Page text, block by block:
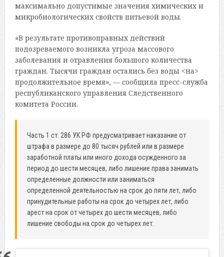
максимально допустимые значения химических и
микробиологических свойств питьевой воды.
«В результате противоправных действий
подозреваемого возникла угроза массового
заболевания и отравления большого количества
граждан. Тысячи граждан остались без воды <на>
продолжительное время», — сообщила пресс-служба
республиканского управления Следственного
комитета России.
Часть 1 ст. 286 УК РФ предусматривает наказание от
штрафа в размере до 80 тысяч рублей или в размере
заработной платы или иного дохода осужденного за
период до шести месяцев, либо лишение права занимать
определенные должности или заниматься
определенной деятельностью на срок до пяти лет, либо
принудительные работы на срок до четырех лет, либо
арест на срок от четырех до шести месяцев, либо
лишение свободы на срок до четырех лет.